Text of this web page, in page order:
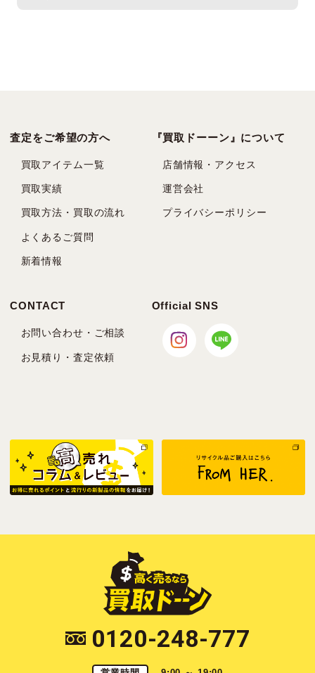
査定をご希望の方へ
買取アイテム一覧
買取実績
買取方法・買取の流れ
よくあるご質問
新着情報
『買取ドーーン』について
店舗情報・アクセス
運営会社
プライバシーポリシー
CONTACT
お問い合わせ・ご相談
お見積り・査定依頼
Official SNS
0120-248-777